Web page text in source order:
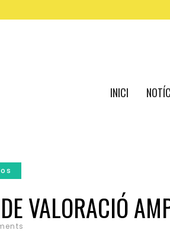
INICI
VALORACIÓ